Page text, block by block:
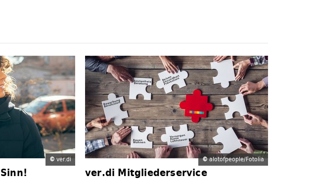
© ver.di ©alotofpeople/Fotolia
ver.di Mitgliederservice